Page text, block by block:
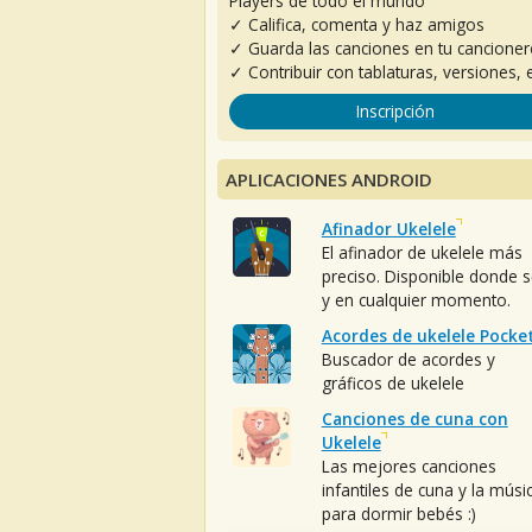
✓ Califica, comenta y haz amigos
✓ Guarda las canciones en tu
✓ Contribuir con tablaturas, versiones,
Inscripción
APLICACIONES ANDROID
Afinador Ukelele
El afinador de ukelele más
preciso. Disponible donde
y en cualquier momento.
Acordes de ukelele
Buscador de acordes y
gráficos de ukelele
Canciones de cuna con
Ukelele
Las mejores canciones
infantiles de cuna y la
para dormir bebés :)